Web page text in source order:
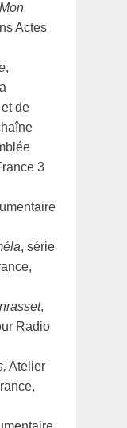
Mon
Actes
,
de
3
, série
,
Radio
Atelier